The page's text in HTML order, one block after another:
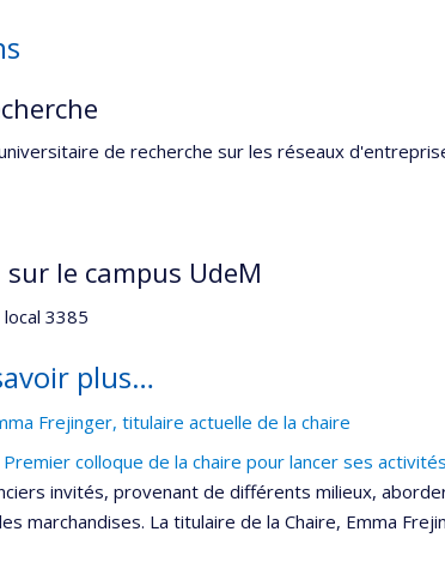
de recherche sur les réseaux
le campus UdeM
3385
plus…
Frejinger, titulaire actuelle de la chaire
colloque de la chaire pour lancer ses activités
invités, provenant de différents milieux,
marchandises. La titulaire de la Chaire, Emma